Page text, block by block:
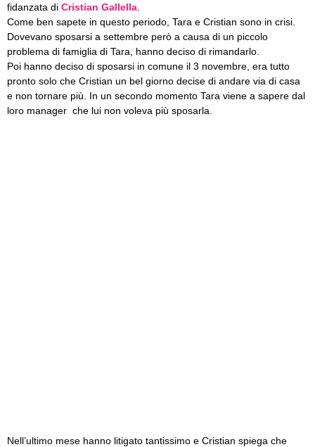
fidanzata di Cristian Gallella
Come ben sapete in questo periodo, Tara e Cristian sono in crisi.
Dovevano sposarsi a settembre però a causa di un piccolo
problema di famiglia di Tara, hanno deciso di rimandarlo.
Poi hanno deciso di sposarsi in comune il 3 novembre, era tutto
pronto solo che Cristian un bel giorno decise di andare via di casa
e non tornare più. In un secondo momento Tara viene a sapere dal
loro manager che lui non voleva più sposarla.
Nell’ultimo mese hanno litigato tantissimo e Cristian spiega che